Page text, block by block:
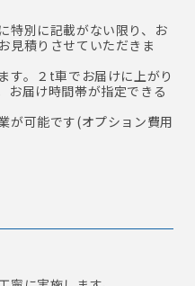
特別に記載がない限り、お
見積りさせていただきま
す。２t車でお届けに上がり
お届け時間帯が指定できる
が可能です(オプション費用